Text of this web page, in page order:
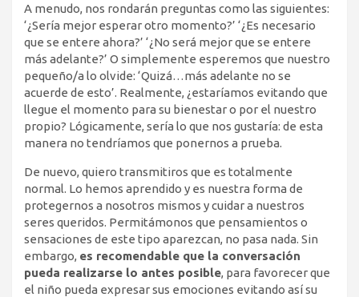
A menudo, nos rondarán preguntas como las siguientes:
‘¿Sería mejor esperar otro momento?’ ‘¿Es necesario
que se entere ahora?’ ‘¿No será mejor que se entere
más adelante?’ O simplemente esperemos que nuestro
pequeño/a lo olvide: ‘Quizá…más adelante no se
acuerde de esto’. Realmente, ¿estaríamos evitando que
llegue el momento para su bienestar o por el nuestro
propio? Lógicamente, sería lo que nos gustaría: de esta
manera no tendríamos que ponernos a prueba.
De nuevo, quiero transmitiros que es totalmente
normal. Lo hemos aprendido y es nuestra forma de
protegernos a nosotros mismos y cuidar a nuestros
seres queridos. Permitámonos que pensamientos o
sensaciones de este tipo aparezcan, no pasa nada. Sin
embargo, es recomendable que la conversación
pueda realizarse lo antes posible, para favorecer que
el niño pueda expresar sus emociones evitando así su